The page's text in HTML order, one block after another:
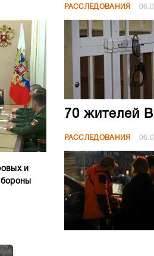
и
РАССЛЕДОВАНИЯ
70 жителей
РАССЛЕДОВАНИЯ